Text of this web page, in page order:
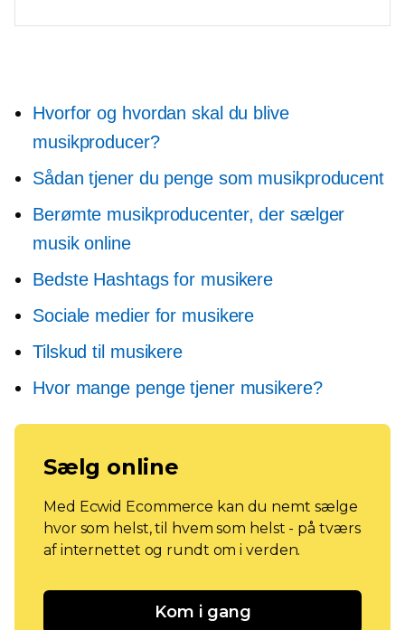
Hvorfor og hvordan skal du blive
musikproducer?
Sådan tjener du penge som musikproducent
Berømte musikproducenter, der sælger
musik online
Bedste Hashtags for musikere
Sociale medier for musikere
Tilskud til musikere
Hvor mange penge tjener musikere?
Sælg online
Med Ecwid Ecommerce kan du nemt sælge
hvor som helst, til hvem som helst - på tværs
af internettet og rundt om i verden.
Kom i gang